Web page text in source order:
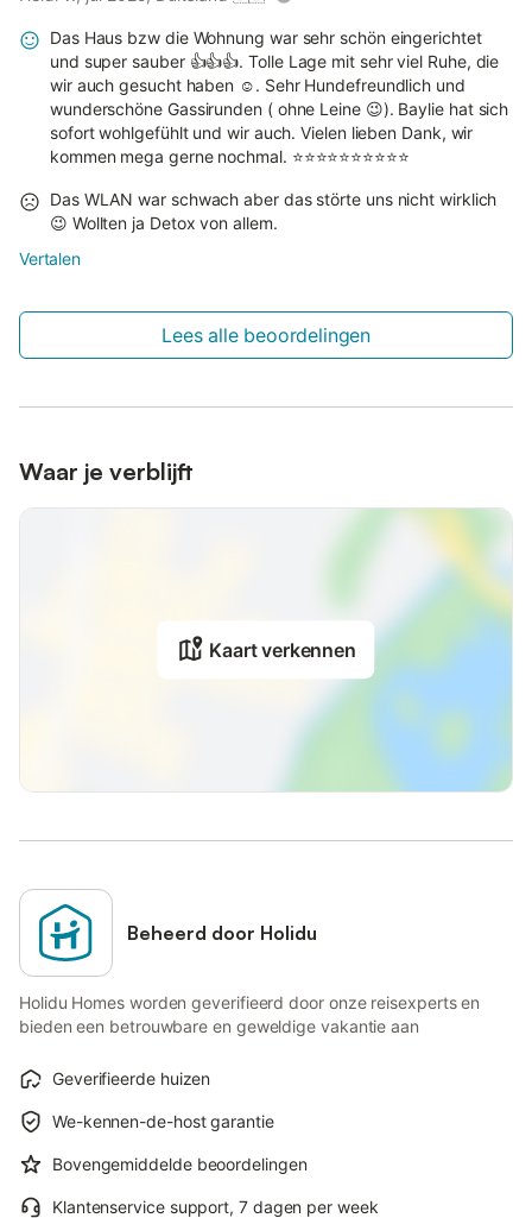
Das Haus bzw die Wohnung war sehr schön eingerichtet
und super sauber 👍👍👍. Tolle Lage mit sehr viel Ruhe, die
wir auch gesucht haben ☺️. Sehr Hundefreundlich und
wunderschöne Gassirunden ( ohne Leine 😉). Baylie hat sich
sofort wohlgefühlt und wir auch. Vielen lieben Dank, wir
kommen mega gerne nochmal. ⭐⭐⭐⭐⭐⭐⭐⭐⭐⭐
Das WLAN war schwach aber das störte uns nicht wirklich
😉 Wollten ja Detox von allem.
Vertalen
Lees alle beoordelingen
Waar je verblijft
Kaart verkennen
Beheerd door Holidu
Holidu Homes worden geverifieerd door onze reisexperts en
bieden een betrouwbare en geweldige vakantie aan
Geverifieerde huizen
We-kennen-de-host garantie
Bovengemiddelde beoordelingen
Klantenservice support, 7 dagen per week